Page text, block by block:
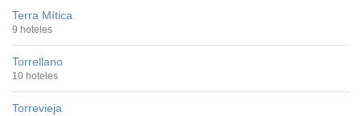
Terra Mítica
9 hoteles
Torrellano
10 hoteles
Torrevieja